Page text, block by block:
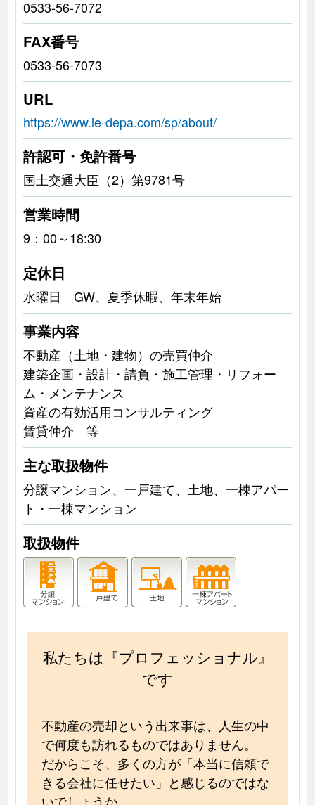
0533-56-7072
FAX番号
0533-56-7073
URL
https://www.ie-depa.com/sp/about/
許認可・免許番号
国土交通大臣（2）第9781号
営業時間
9：00～18:30
定休日
水曜日 GW、夏季休暇、年末年始
事業内容
不動産（土地・建物）の売買仲介
建築企画・設計・請負・施工管理・リフォー
ム・メンテナンス
資産の有効活用コンサルティング
賃貸仲介 等
主な取扱物件
分譲マンション、一戸建て、土地、一棟アパー
ト・一棟マンション
取扱物件
私たちは『プロフェッショナル』
です
不動産の売却という出来事は、人生の中
で何度も訪れるものではありません。
だからこそ、多くの方が「本当に信頼で
きる会社に任せたい」と感じるのではな
いでしょうか。